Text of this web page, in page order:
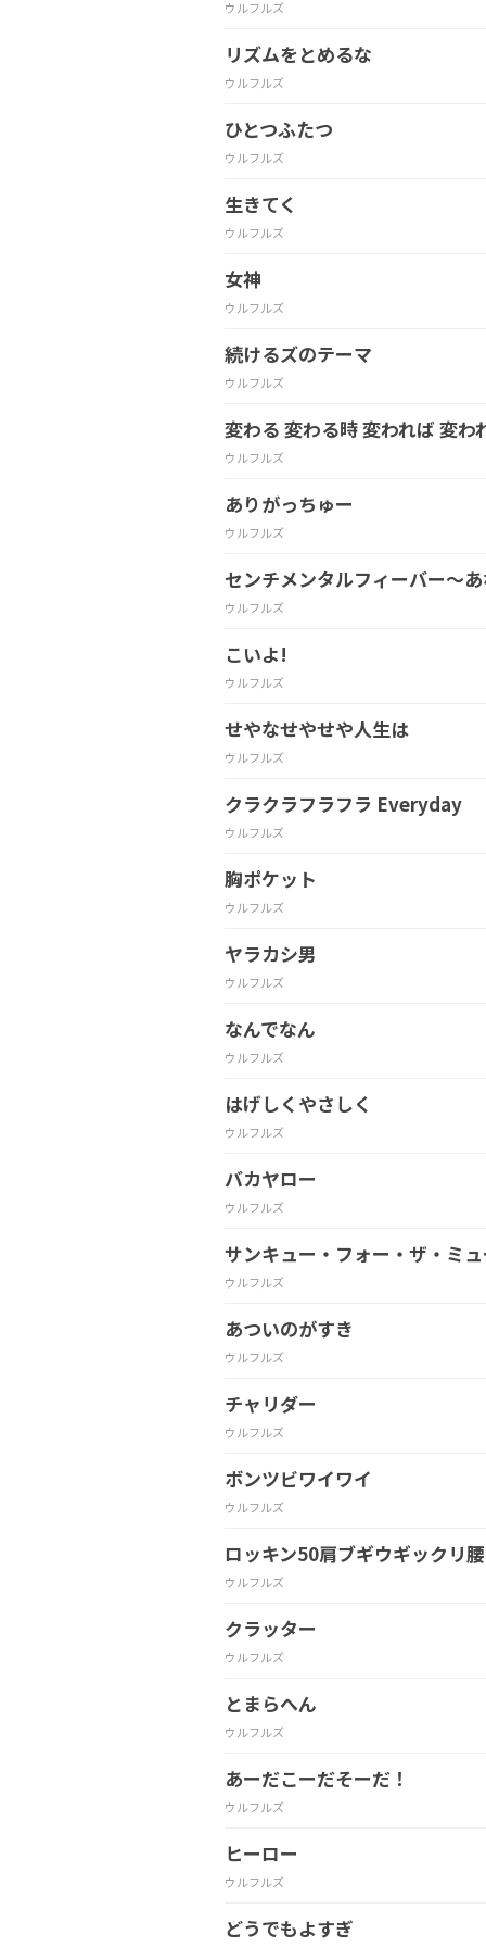
ウルフルズ
リズムをとめるな
ウルフルズ
ひとつふたつ
ウルフルズ
生きてく
ウルフルズ
女神
ウルフルズ
続けるズのテーマ
ウルフルズ
変わる 変わる時 変われば 変わ
ウルフルズ
ありがっちゅー
ウルフルズ
センチメンタルフィーバー～
ウルフルズ
こいよ!
ウルフルズ
せやなせやせや人生は
ウルフルズ
クラクラフラフラ Everyday
ウルフルズ
胸ポケット
ウルフルズ
ヤラカシ男
ウルフルズ
なんでなん
ウルフルズ
はげしくやさしく
ウルフルズ
バカヤロー
ウルフルズ
サンキュー・フォー・ザ・ミ
ウルフルズ
あついのがすき
ウルフルズ
チャリダー
ウルフルズ
ボンツビワイワイ
ウルフルズ
ロッキン50肩ブギウギックリ腰
ウルフルズ
クラッター
ウルフルズ
とまらへん
ウルフルズ
あーだこーだそーだ！
ウルフルズ
ヒーロー
ウルフルズ
どうでもよすぎ